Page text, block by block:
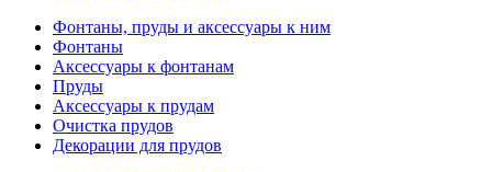
Фонтаны, пруды и аксессуары к ним
Фонтаны
Аксессуары к фонтанам
Пруды
Аксессуары к прудам
Очистка прудов
Декорации для прудов